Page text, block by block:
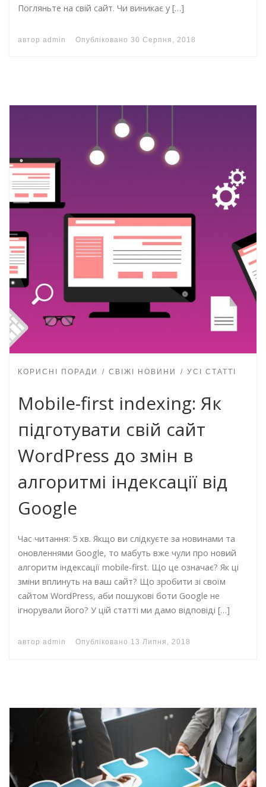
Погляньте на свій сайт. Чи виникає у […]
автор admin Опубліковано 30 Серпня, 2018
КОРИСНІ ПОРАДИ СВІЖІ НОВИНИ УСІ СТАТТІ
Mobile-first indexing: Як
підготувати свій сайт
WordPress до змін в
алгоритмі індексації від
Google
Час читання: 5 хв. Якщо ви слідкуєте за новинами та
оновленнями Google, то мабуть вже чули про новий
алгоритм індексації mobile-first. Що це означає? Як ці
зміни вплинуть на ваш сайт? Що зробити зі своїм
сайтом WordPress, аби пошукові боти Google не
ігнорували його? У цій статті ми дамо відповіді […]
автор admin Опубліковано 13 Липня, 2018